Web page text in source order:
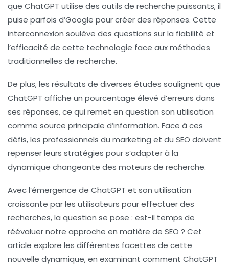
que ChatGPT utilise des outils de recherche puissants, il
puise parfois d’Google pour créer des réponses. Cette
interconnexion soulève des questions sur la fiabilité et
l’efficacité de cette technologie face aux méthodes
traditionnelles de recherche.
De plus, les résultats de diverses études soulignent que
ChatGPT affiche un pourcentage élevé d’erreurs dans
ses réponses, ce qui remet en question son utilisation
comme source principale d’information. Face à ces
défis, les professionnels du marketing et du SEO doivent
repenser leurs stratégies pour s’adapter à la
dynamique changeante des moteurs de recherche.
Avec l’émergence de ChatGPT et son utilisation
croissante par les utilisateurs pour effectuer des
recherches, la question se pose : est-il temps de
réévaluer notre approche en matière de SEO ? Cet
article explore les différentes facettes de cette
nouvelle dynamique, en examinant comment ChatGPT